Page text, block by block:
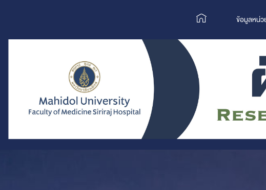
ข้อมูลหน่ว